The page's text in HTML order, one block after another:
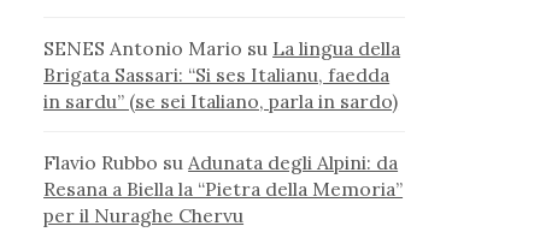
SENES Antonio Mario su La lingua della
Brigata Sassari: “Si ses Italianu, faedda
in sardu” (se sei Italiano, parla in sardo)
Flavio Rubbo su Adunata degli Alpini: da
Resana a Biella la “Pietra della Memoria”
per il Nuraghe Chervu